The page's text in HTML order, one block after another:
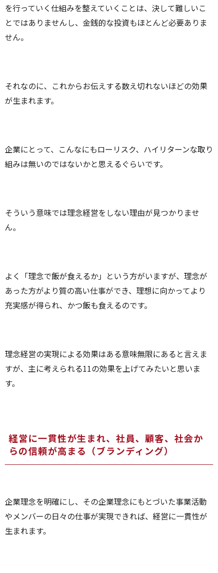
を行っていく仕組みを整えていくことは、決して難しいこ
とではありませんし、金銭的な投資もほとんど必要ありま
せん。
それなのに、これからお伝えする数え切れないほどの効果
が生まれます。
企業にとって、こんなにもローリスク、ハイリターンな取り
組みは無いのではないかと思えるぐらいです。
そういう意味では理念経営をしない理由が見つかりませ
ん。
よく「理念で飯が食えるか」という方がいますが、理念が
あった方がより質の高い仕事ができ、理想に向かってより
充実感が得られ、かつ飯も食えるのです。
理念経営の実現による効果はある意味無限にあると言えま
すが、主に考えられる11の効果を上げてみたいと思いま
す。
経営に一貫性が生まれ、社員、顧客、社会か
らの信頼が高まる（ブランディング）
企業理念を明確にし、その企業理念にもとづいた事業活動
やメンバーの日々の仕事が実現できれば、経営に一貫性が
生まれます。